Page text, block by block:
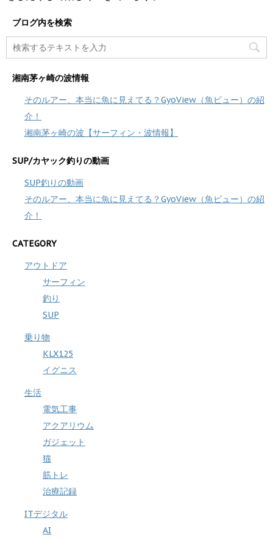
ブログ内を検索
湘南茅ヶ崎の波情報
そのルアー、本当に魚に見えてる？GyoView（魚ビュー）の紹
介！
湘南茅ヶ崎の波【サーフィン・波情報】
SUP/カヤック釣りの動画
SUP釣りの動画
そのルアー、本当に魚に見えてる？GyoView（魚ビュー）の紹
介！
CATEGORY
アウトドア
サーフィン
釣り
SUP
乗り物
KLX125
イグニス
生活
電気工事
アクアリウム
ガジェット
猫
筋トレ
治療記録
ITデジタル
AI